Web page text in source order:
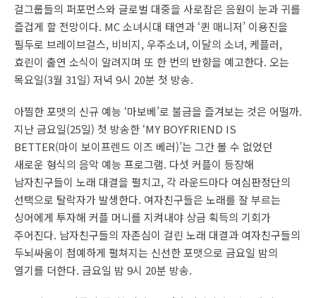
걸그룹들의 퍼포먼스와 글로벌 대중을 사로잡은 음원이 눈과 귀를
즐겁게 할 전망이다. MC 소녀시대 태연과 ‘퀸 매니저’ 이용진을
필두로 브레이브걸스, 비비지, 우주소녀, 이달의 소녀, 케플러,
효린이 출연 소식이 알려지며 또 한 번의 반향을 예고한다. 오는
목요일(3월 31일) 저녁 9시 20분 첫 방송.
아찔한 포맷의 신규 예능 ‘마보베’로 불금을 즐겨보는 것은 어떨까.
지난 금요일(25일) 첫 방송한 ‘MY BOYFRIEND IS
BETTER(마이 보이프렌드 이즈 베러)’는 그간 볼 수 없었던
새로운 형식의 음악 예능 프로그램. 다섯 커플이 등장해
남자친구들이 노래 대결을 펼치고, 각 라운드마다 여심판정단의
선택으로 탈락자가 발생한다. 여자친구들은 노래를 잘 부르는
싱어에게 투자해 커플 머니를 지켜내야 상금 획득의 기회가
주어진다. 남자친구들의 자존심이 걸린 노래 대결과 여자친구들의
두뇌싸움이 첨예하게 펼쳐지는 신선한 포맷으로 금요일 밤의
열기를 더한다. 금요일 밤 9시 20분 방송.